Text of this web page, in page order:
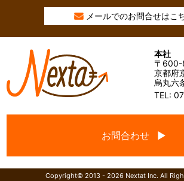
メールでのお問合せはこ
本社
〒600-
京都府
烏丸六
TEL:
お問合わせ ▶
Copyright© 2013 - 2026 Nextat Inc. All